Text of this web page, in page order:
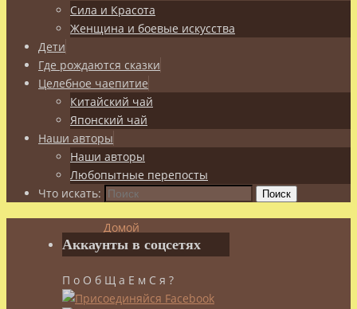
Сила и Красота
Женщина и боевые искусства
Дети
Где рождаются сказки
Целебное чаепитие
Китайский чай
Японский чай
Наши авторы
Наши авторы
Любопытные перепосты
Что искать:
Поиск
Домой
Здоровье
здоровья
в
Аккаунты в соцсетях
П о О б Щ а Е м С я ?